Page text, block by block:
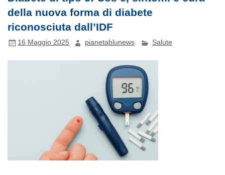
della nuova forma di diabete
riconosciuta dall’IDF
16 Maggio 2025 pianetablunews Salute